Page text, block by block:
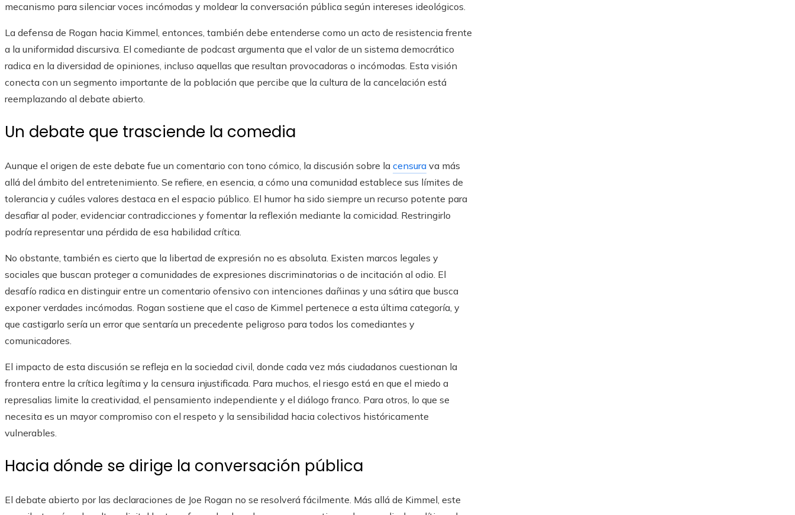
mecanismo para silenciar voces incómodas y moldear la conversación pública según intereses ideológicos.
La defensa de Rogan hacia Kimmel, entonces, también debe entenderse como un acto de resistencia frente
a la uniformidad discursiva. El comediante de podcast argumenta que el valor de un sistema democrático
radica en la diversidad de opiniones, incluso aquellas que resultan provocadoras o incómodas. Esta visión
conecta con un segmento importante de la población que percibe que la cultura de la cancelación está
reemplazando al debate abierto.
Un debate que trasciende la comedia
Aunque el origen de este debate fue un comentario con tono cómico, la discusión sobre la censura va más
allá del ámbito del entretenimiento. Se refiere, en esencia, a cómo una comunidad establece sus límites de
tolerancia y cuáles valores destaca en el espacio público. El humor ha sido siempre un recurso potente para
desafiar al poder, evidenciar contradicciones y fomentar la reflexión mediante la comicidad. Restringirlo
podría representar una pérdida de esa habilidad crítica.
No obstante, también es cierto que la libertad de expresión no es absoluta. Existen marcos legales y
sociales que buscan proteger a comunidades de expresiones discriminatorias o de incitación al odio. El
desafío radica en distinguir entre un comentario ofensivo con intenciones dañinas y una sátira que busca
exponer verdades incómodas. Rogan sostiene que el caso de Kimmel pertenece a esta última categoría, y
que castigarlo sería un error que sentaría un precedente peligroso para todos los comediantes y
comunicadores.
El impacto de esta discusión se refleja en la sociedad civil, donde cada vez más ciudadanos cuestionan la
frontera entre la crítica legítima y la censura injustificada. Para muchos, el riesgo está en que el miedo a
represalias limite la creatividad, el pensamiento independiente y el diálogo franco. Para otros, lo que se
necesita es un mayor compromiso con el respeto y la sensibilidad hacia colectivos históricamente
vulnerables.
Hacia dónde se dirige la conversación pública
El debate abierto por las declaraciones de Joe Rogan no se resolverá fácilmente. Más allá de Kimmel, este